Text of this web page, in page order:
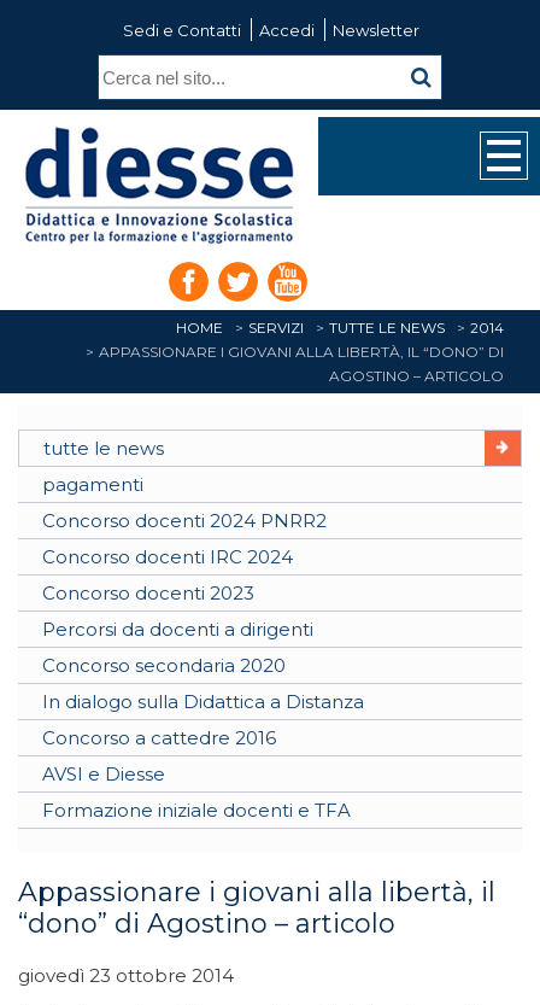
Sedi e Contatti Accedi Newsletter
HOME SERVIZI TUTTE LE NEWS
2014
APPASSIONARE I GIOVANI ALLA LIBERTÀ, IL “DONO” DI
AGOSTINO – ARTICOLO
tutte le news
pagamenti
Concorso docenti 2024 PNRR2
Concorso docenti IRC 2024
Concorso docenti 2023
Percorsi da docenti a dirigenti
Concorso secondaria 2020
In dialogo sulla Didattica a Distanza
Concorso a cattedre 2016
AVSI e Diesse
Formazione iniziale docenti e TFA
Appassionare i giovani alla libertà, il
“dono” di Agostino – articolo
giovedì 23 ottobre 2014